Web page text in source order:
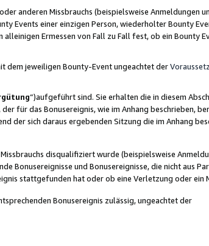
anderen Missbrauchs (beispielsweise Anmeldungen
Events einer einzigen Person, wiederholter Bounty
Ermessen von Fall zu Fall fest, ob ein Bounty
dem jeweiligen Bounty-Event ungeachtet der
“)aufgeführt sind. Sie erhalten die in diesem
für das Bonusereignis, wie im Anhang beschrieben,
der sich daraus ergebenden Sitzung die im Anhang
disqualifiziert wurde (beispielsweise
Bonusereignisse und Bonusereignisse, die nicht aus
stattgefunden hat oder ob eine Verletzung oder ein
Bonusereignis zulässig, ungeachtet der